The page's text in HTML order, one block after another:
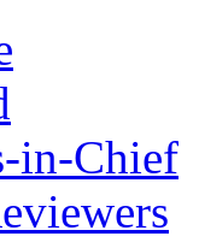
in-Chief